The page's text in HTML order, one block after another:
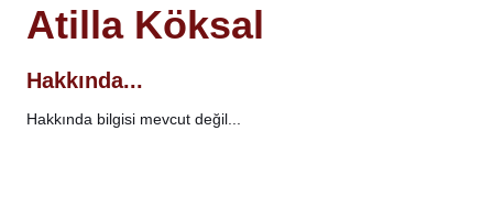
Atilla Köksal
Hakkında...
Hakkında bilgisi mevcut değil...